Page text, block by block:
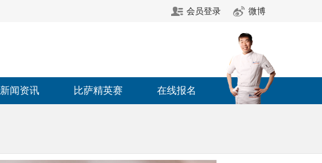
会员登录 微博
新闻资讯 比萨精英赛 在线报名